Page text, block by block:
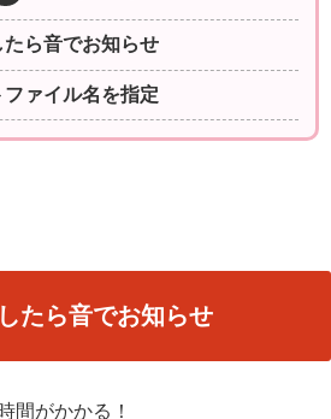
ら音でお知らせ
ァイル名を指定
たら音でお知らせ
間がかかる！